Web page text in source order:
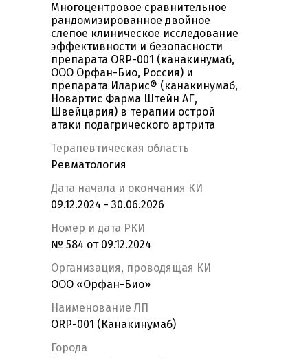
Многоцентровое сравнительное
рандомизированное двойное
слепое клиническое исследование
эффективности и безопасности
препарата ORP-001 (канакинумаб,
ООО Орфан-Био, Россия) и
препарата Иларис® (канакинумаб,
Новартис Фарма Штейн АГ,
Швейцария) в терапии острой
атаки подагрического артрита
Терапевтическая область
Ревматология
Дата начала и окончания КИ
09.12.2024 - 30.06.2026
Номер и дата РКИ
№ 584 от 09.12.2024
Организация, проводящая КИ
ООО «Орфан-Био»
Наименование ЛП
ORP-001 (Канакинумаб)
Города